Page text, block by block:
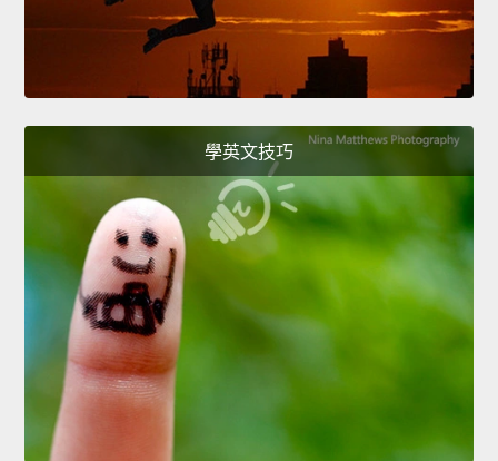
學英文技巧